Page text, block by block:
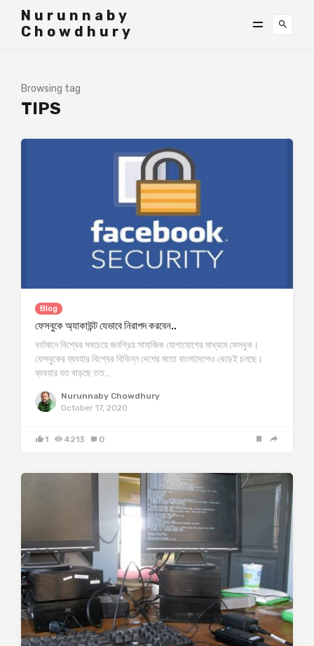
Nurunnaby
Chowdhury
Browsing tag
TIPS
Blog
ফেসবুকে অ্যাকাউন্ট যেভাবে নিরাপদ করবেন..
বর্তমানে বিশ্বের সবচেয়ে জনপ্রিয় সামাজিক যোগাযোগের মাধ্যমে ফেসবুক।
ফেসবুকের ব্যবহার বিশ্বের বিভিন্ন দেশের মতো বাংলাদেশেও বেড়েই চলছে।
ব্যবহার যত বাড়ছে তত…
Nurunnaby Chowdhury
October 17, 2020
1 4213 0